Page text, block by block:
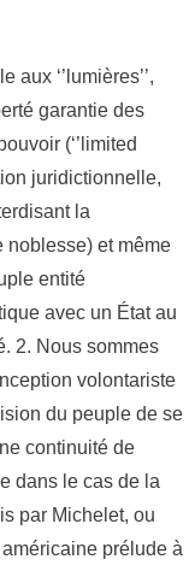
‘’lumières’’,
garantie des
(‘’limited
juridictionnelle,
la
noblesse) et même
entité
avec un État au
2. Nous sommes
volontariste
du peuple de se
continuité de
dans le cas de la
par Michelet, ou
prélude à